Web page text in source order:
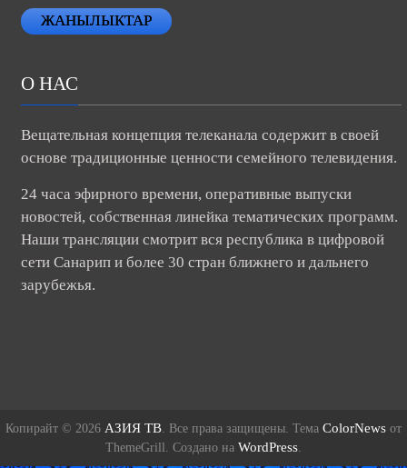
ЖАНЫЛЫКТАР
О НАС
Вещательная концепция телеканала содержит в своей
основе традиционные ценности семейного телевидения.
24 часа эфирного времени, оперативные выпуски
новостей, собственная линейка тематических программ.
Наши трансляции смотрит вся республика в цифровой
сети Санарип и более 30 стран ближнего и дальнего
зарубежья.
Копирайт © 2026 АЗИЯ ТВ . Все права защищены. Тема ColorNews от
ThemeGrill. Создано на WordPress